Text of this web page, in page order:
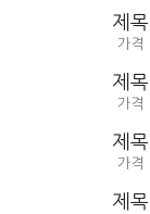
제목
가격
제목
가격
제목
가격
제목